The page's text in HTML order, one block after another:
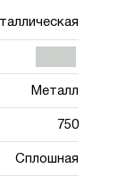
Металл
750
Сплошная